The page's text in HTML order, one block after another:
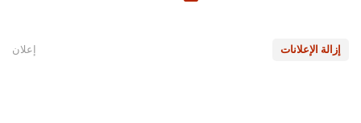
إزالة الإعلانات إعلان